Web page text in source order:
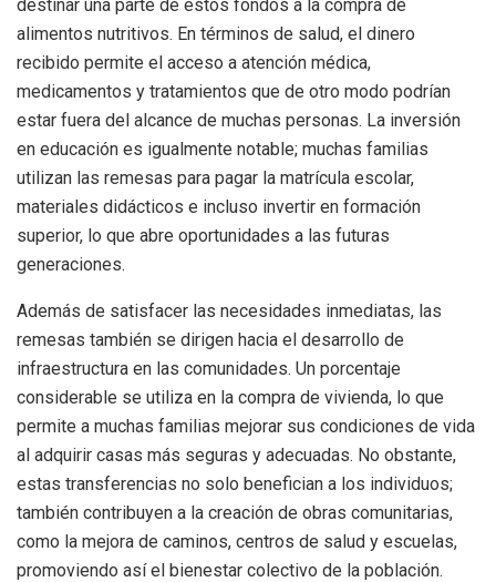
destinar una parte de estos fondos a la compra de
alimentos nutritivos. En términos de salud, el dinero
recibido permite el acceso a atención médica,
medicamentos y tratamientos que de otro modo podrían
estar fuera del alcance de muchas personas. La inversión
en educación es igualmente notable; muchas familias
utilizan las remesas para pagar la matrícula escolar,
materiales didácticos e incluso invertir en formación
superior, lo que abre oportunidades a las futuras
generaciones.
Además de satisfacer las necesidades inmediatas, las
remesas también se dirigen hacia el desarrollo de
infraestructura en las comunidades. Un porcentaje
considerable se utiliza en la compra de vivienda, lo que
permite a muchas familias mejorar sus condiciones de vida
al adquirir casas más seguras y adecuadas. No obstante,
estas transferencias no solo benefician a los individuos;
también contribuyen a la creación de obras comunitarias,
como la mejora de caminos, centros de salud y escuelas,
promoviendo así el bienestar colectivo de la población.